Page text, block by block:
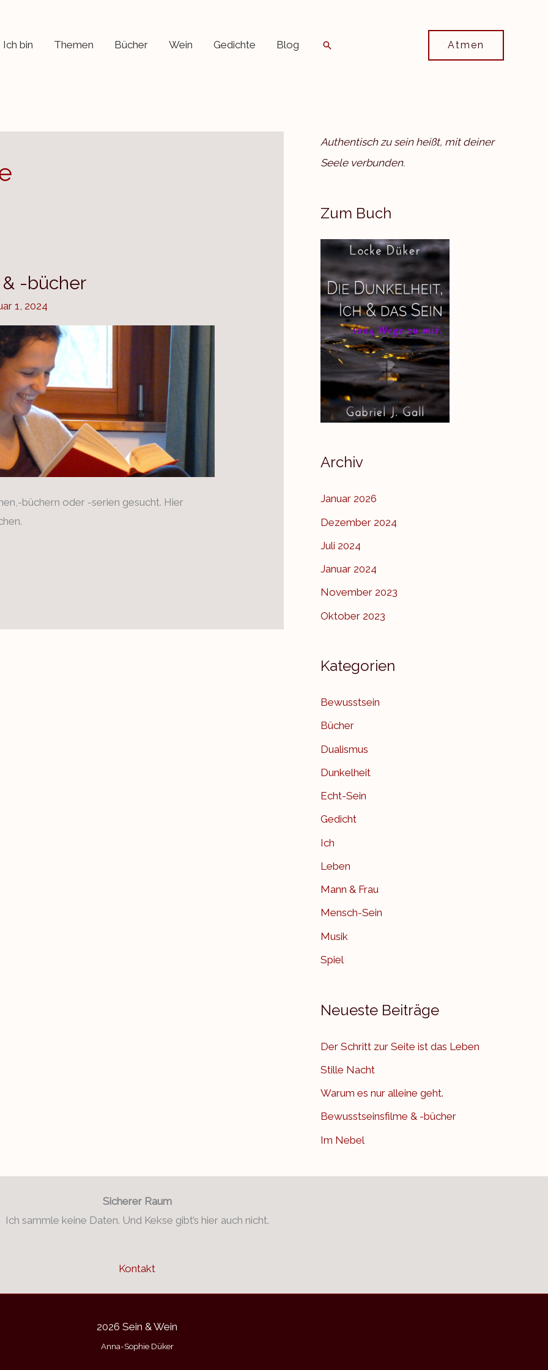
Ich bin Themen Bücher Wein Gedichte Blog Suchen Atmen
-bücher
1, 2024
büchern oder -serien gesucht. Hier
Authentisch zu sein heißt, mit deiner
Seele verbunden.
Zum Buch
Archiv
Januar 2026
Dezember 2024
Juli 2024
Januar 2024
November 2023
Oktober 2023
Kategorien
Bewusstsein
Bücher
Dualismus
Dunkelheit
Echt-Sein
Gedicht
Ich
Leben
Mann & Frau
Mensch-Sein
Musik
Spiel
Neueste Beiträge
Der Schritt zur Seite ist das Leben
Stille Nacht
Warum es nur alleine geht.
Bewusstseinsfilme & -bücher
Im Nebel
Sicherer Raum
Ich sammle keine Daten. Und Kekse gibt’s hier auch nicht.
Kontakt
2026 Sein & Wein
Anna-Sophie Düker